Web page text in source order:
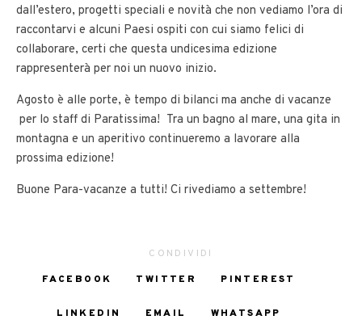
dall’estero, progetti speciali e novità che non vediamo l’ora di
raccontarvi e alcuni Paesi ospiti con cui siamo felici di
collaborare, certi che questa undicesima edizione
rappresenterà per noi un nuovo inizio.
Agosto è alle porte, è tempo di bilanci ma anche di vacanze
per lo staff di Paratissima! Tra un bagno al mare, una gita in
montagna e un aperitivo continueremo a lavorare alla
prossima edizione!
Buone Para-vacanze a tutti! Ci rivediamo a settembre!
CONDIVIDI
FACEBOOK
TWITTER PINTEREST
LINKEDIN EMAIL WHATSAPP